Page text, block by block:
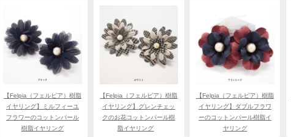
【Felpia（フェルピア）樹脂
イヤリング】ミルフィーユ
フラワーのコットンパール
樹脂イヤリング
【Felpia（フェルピア）樹脂
イヤリング】グレンチェッ
クのお花コットンパール樹
脂イヤリング
【Felpia（フェルピア）樹脂
イヤリング】ダブルフラワ
ーのコットンパール樹脂イ
ヤリング